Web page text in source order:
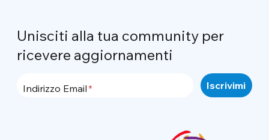
Unisciti alla tua community per
ricevere aggiornamenti
Indirizzo Email